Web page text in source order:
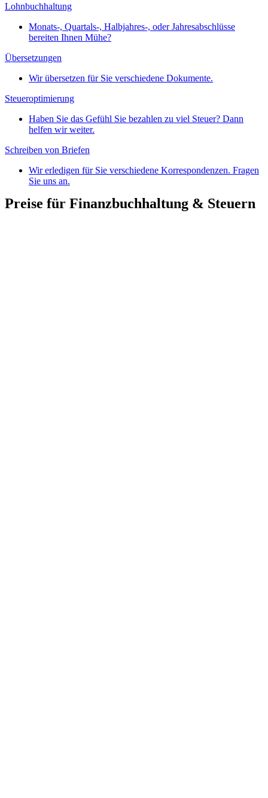
Lohnbuchhaltung
Monats-, Quartals-, Halbjahres-, oder Jahresabschlüsse
bereiten Ihnen Mühe?
Übersetzungen
Wir übersetzen für Sie verschiedene Dokumente.
Steueroptimierung
Haben Sie das Gefühl Sie bezahlen zu viel Steuer? Dann
helfen wir weiter.
Schreiben von Briefen
Wir erledigen für Sie verschiedene Korrespondenzen. Fragen
Sie uns an.
Preise für Finanzbuchhaltung & Steuern